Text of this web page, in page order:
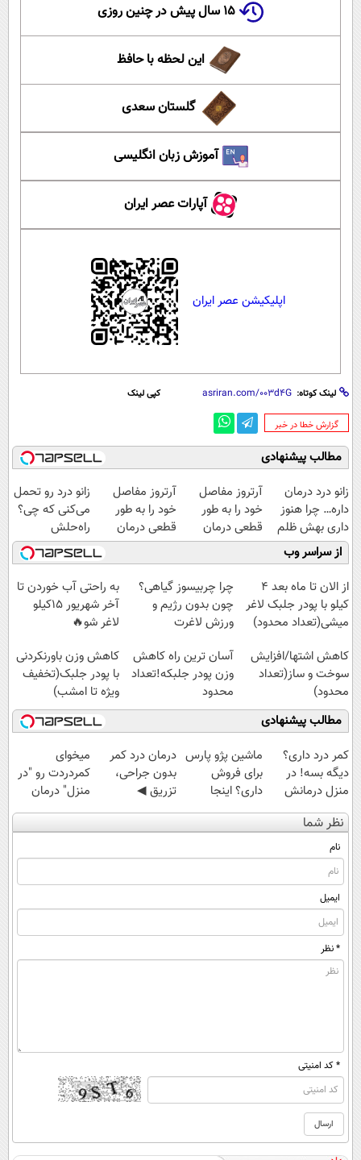
۱۵ سال پیش در چنین روزی
این لحظه با حافظ
گلستان سعدی
آموزش زبان انگلیسی
آپارات عصر ایران
اپلیکیشن عصر ایران
لینک کوتاه: کپی لینک
‌گزارش خطا در خبر
مطالب پیشنهادی
زانو درد درمان
داره… چرا هنوز
داری بهش ظلم
می‌کنی؟
آرتروز مفاصل
خود را به طور
قطعی درمان
کنید!
◂پرسش‌نامه▸
آرتروز مفاصل
خود را به طور
قطعی درمان
کنید!
◗پرسش‌نامه◖
زانو درد رو تحمل
می‌کنی که چی؟
راه‌حلش
همین‌جاست!
از سراسر وب
از الان تا ماه بعد 4
کیلو با پودر جلبک لاغر
میشی(تعداد محدود)
چرا چربیسوز گیاهی؟
چون بدون رژیم و
ورزش لاغرت
به راحتی آب خوردن تا
آخر شهریور 15کیلو
لاغر شو🔥
کاهش اشتها/افزایش
سوخت و ساز(تعداد
محدود)
آسان ترین راه کاهش
وزن پودر جلبکه!تعداد
محدود
کاهش وزن باورنکردنی
با پودر جلبک(تخفیف
ویژه تا امشب)
مطالب پیشنهادی
کمر درد داری؟
دیگه بسه! در
منزل درمانش
کن
(◀پرسش‌نامه)
ماشین پژو پارس
برای فروش
داری؟ اینجا
سریع بفروشش
درمان درد کمر
بدون جراحی،
تزریق ◀
پرسش‌نامه رو پر
کن ▶
میخوای
کمردردت رو "در
منزل" درمان
کنی؟ (◂فیلم +
◂پرسش‌نامه)
نظر شما
نام
ایمیل
* نظر
* کد امنیتی